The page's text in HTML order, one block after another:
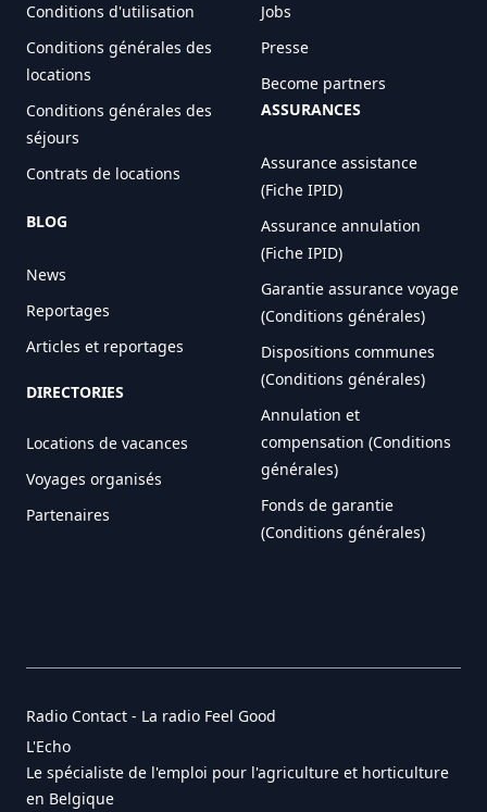
Conditions d'utilisation
Conditions générales des
locations
Conditions générales des
séjours
Contrats de locations
BLOG
News
Reportages
Articles et reportages
DIRECTORIES
Locations de vacances
Voyages organisés
Partenaires
Jobs
Presse
Become partners
ASSURANCES
Assurance assistance
(Fiche IPID)
Assurance annulation
(Fiche IPID)
Garantie assurance voyage
(Conditions générales)
Dispositions communes
(Conditions générales)
Annulation et
compensation (Conditions
générales)
Fonds de garantie
(Conditions générales)
Radio Contact - La radio Feel Good
L'Echo
Le spécialiste de l'emploi pour l'agriculture et horticulture
en Belgique